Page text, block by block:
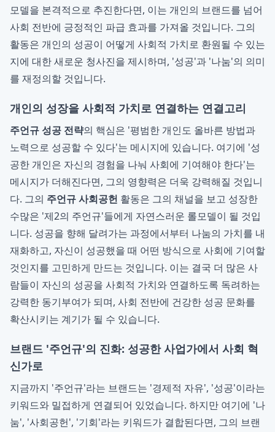
모델을 본격적으로 추진한다면, 이는 개인의 브랜드를 넘어
사회 전반에 긍정적인 파급 효과를 가져올 것입니다. 그의
활동은 개인의 성공이 어떻게 사회적 가치로 환원될 수 있는
지에 대한 새로운 청사진을 제시하며, '성공'과 '나눔'의 의미
를 재정의할 것입니다.
개인의 성장을 사회적 가치로 연결하는 연결고리
주언규 성공 전략의 핵심은 '평범한 개인도 올바른 방법과
노력으로 성공할 수 있다'는 메시지에 있습니다. 여기에 '성
공한 개인은 자신의 경험을 나눠 사회에 기여해야 한다'는
메시지가 더해진다면, 그의 영향력은 더욱 강력해질 것입니
다. 그의 주언규 사회공헌 활동은 그의 채널을 보고 성장한
수많은 '제2의 주언규'들에게 자연스러운 롤모델이 될 것입
니다. 성공을 향해 달려가는 과정에서부터 나눔의 가치를 내
재화하고, 자신이 성공했을 때 어떤 방식으로 사회에 기여할
것인지를 고민하게 만드는 것입니다. 이는 결국 더 많은 사
람들이 자신의 성공을 사회적 가치와 연결하도록 독려하는
강력한 동기부여가 되며, 사회 전반에 건강한 성공 문화를
확산시키는 계기가 될 수 있습니다.
브랜드 '주언규'의 진화: 성공한 사업가에서 사회 혁
신가로
지금까지 '주언규'라는 브랜드는 '경제적 자유', '성공'이라는
키워드와 밀접하게 연결되어 있었습니다. 하지만 여기에 '나
눔', '사회공헌', '기회'라는 키워드가 결합된다면, 그의 브랜